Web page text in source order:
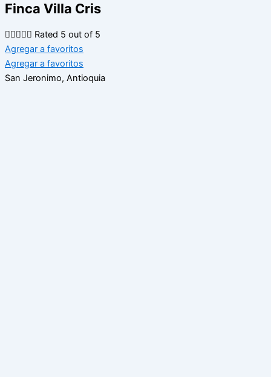
Finca Villa Cris
 Rated 5 out of 5
Agregar a favoritos
Agregar a favoritos
San Jeronimo, Antioquia